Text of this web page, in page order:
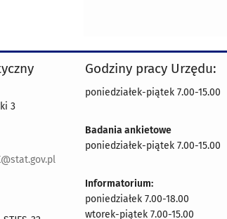
3
Godziny pracy Urzędu:
poniedziałek-piątek 7.00-15.00
Badania ankietowe
poniedziałek-piątek 7.00-15.00
Informatorium:
poniedziałek 7.00-18.00
wtorek-piątek 7.00-15.00